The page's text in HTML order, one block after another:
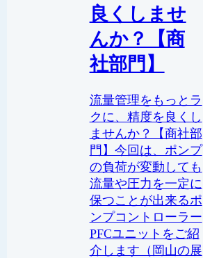
良くしませ
んか？【商
社部門】
流量管理をもっとラ
クに、精度を良くし
ませんか？【商社部
門】今回は、ポンプ
の負荷が変動しても
流量や圧力を一定に
保つことが出来るポ
ンプコントローラー
PFCユニットをご紹
介します（岡山の展